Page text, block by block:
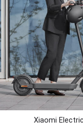
die ihre
ersetzen.
die Einführung
und des Xiaomi
Xiaomi